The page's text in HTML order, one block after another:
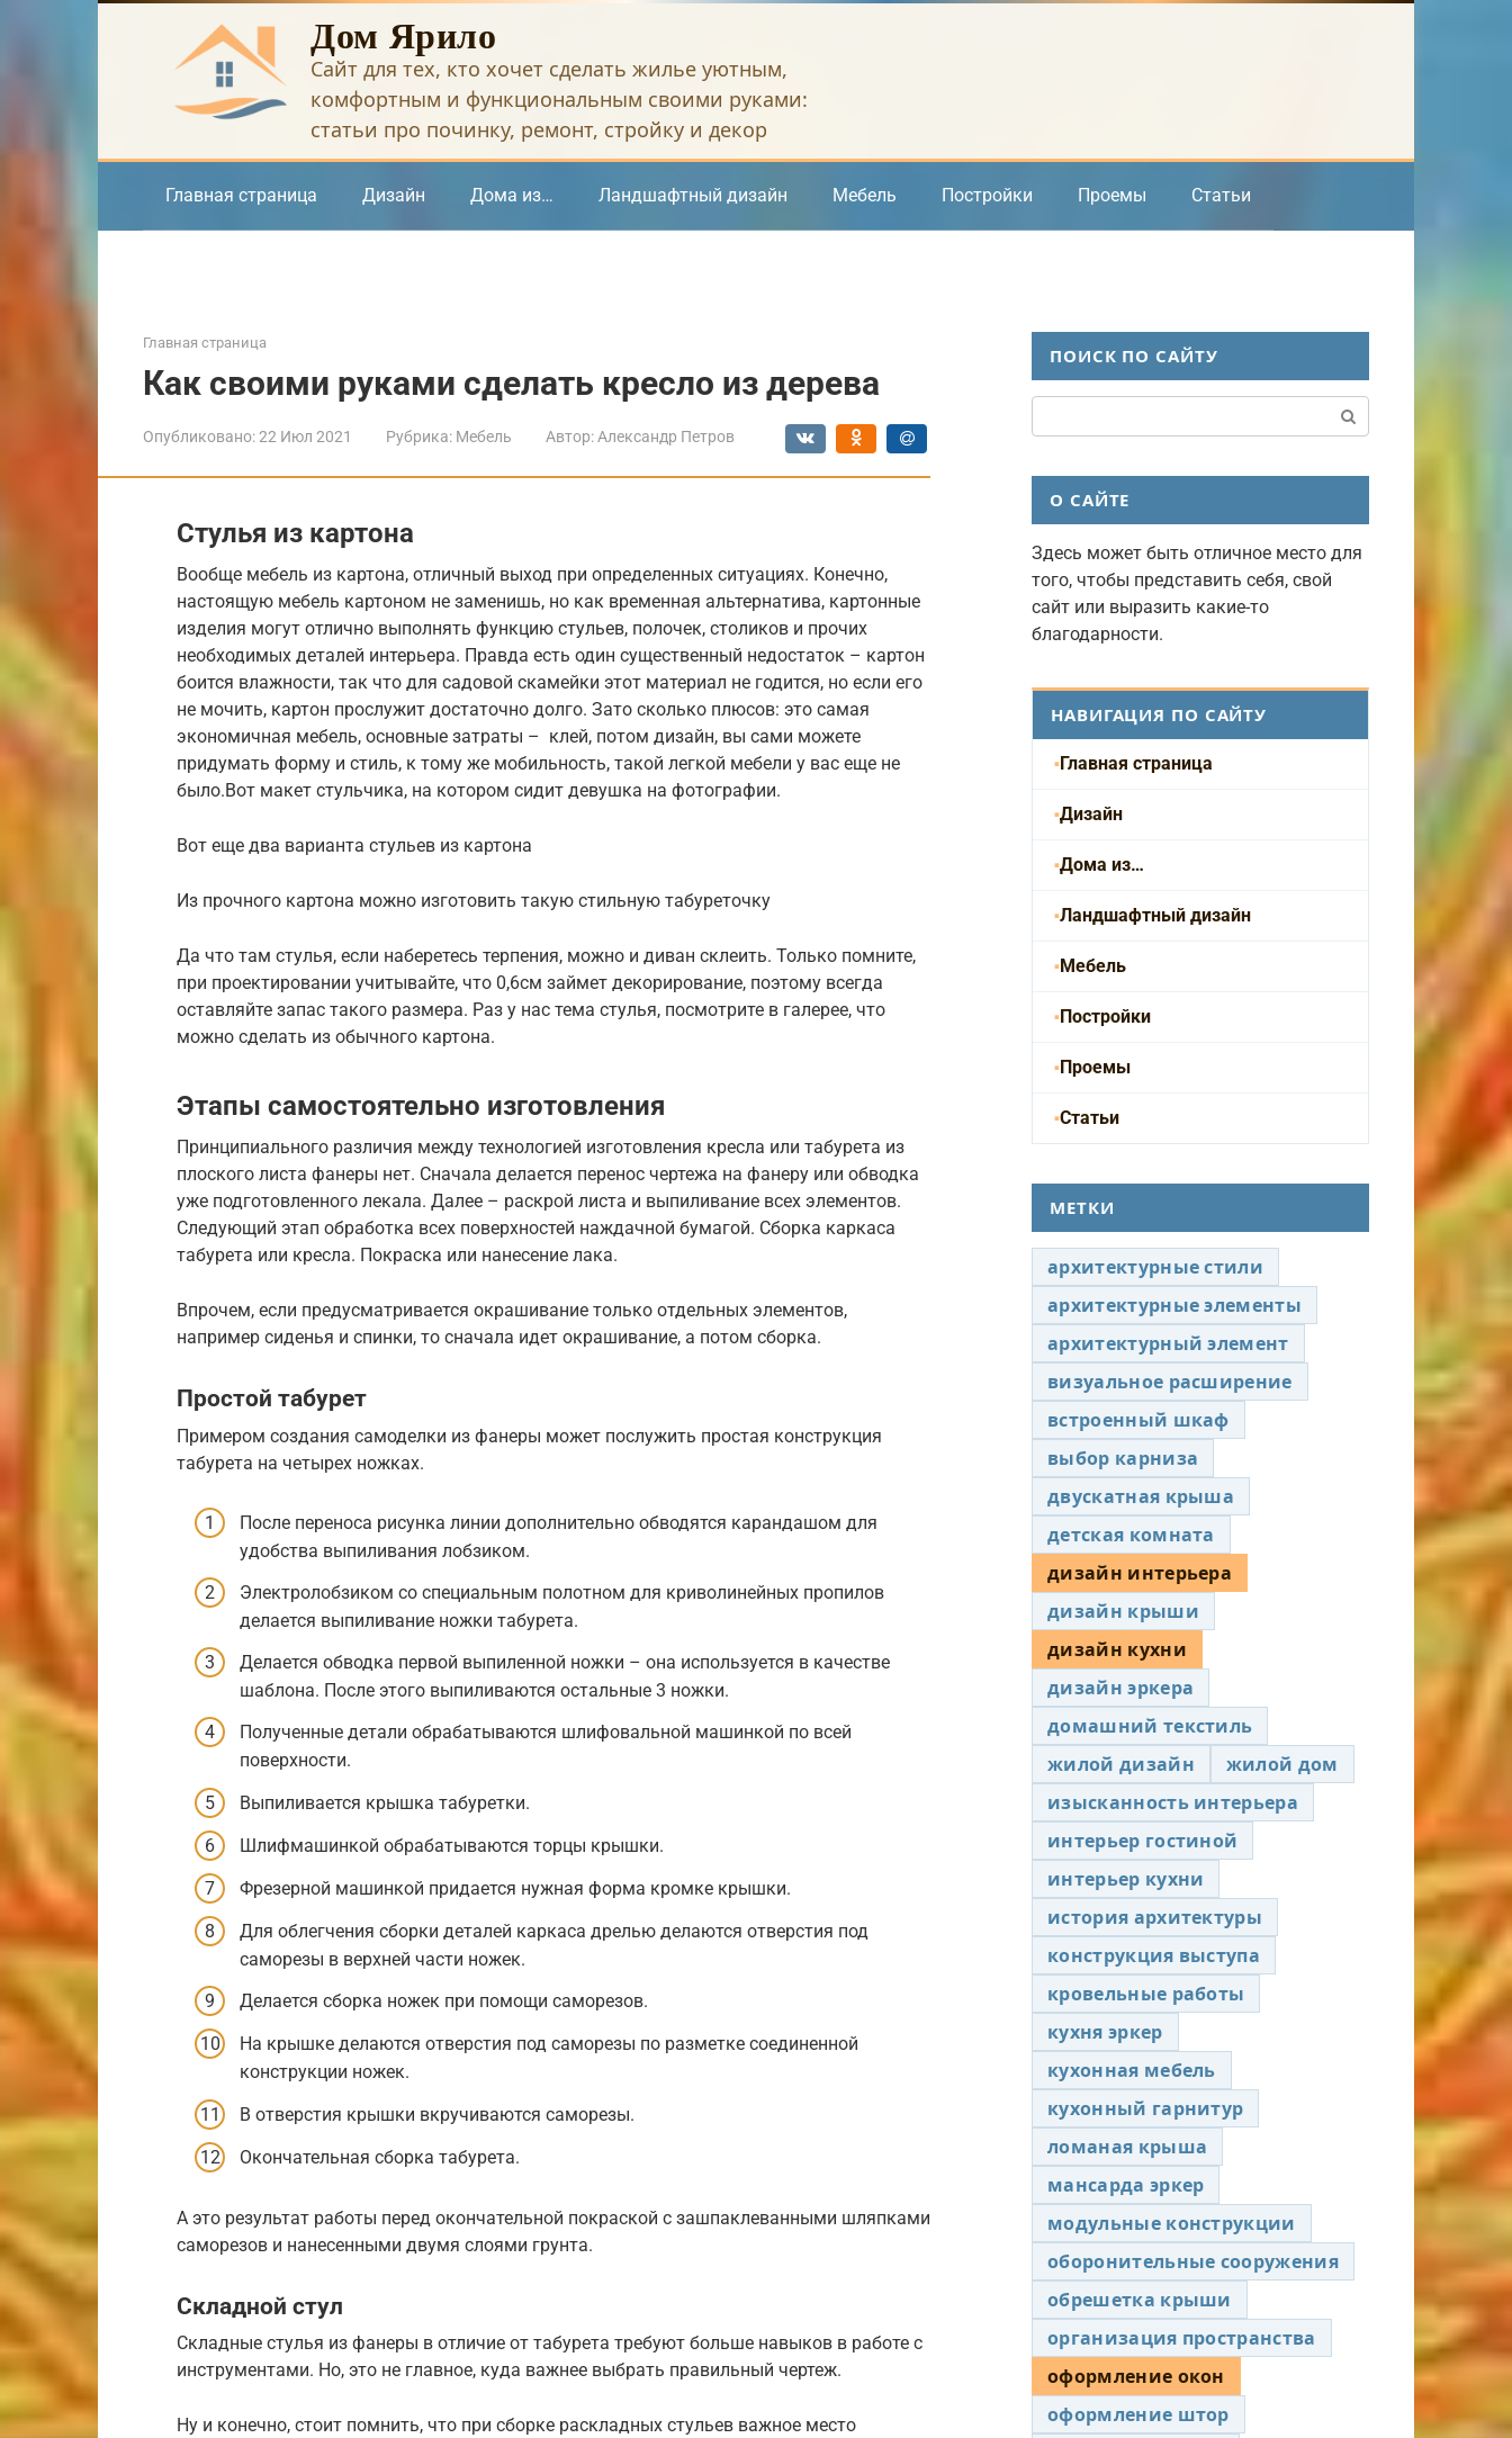
Дом Ярило
Сайт для тех, кто хочет сделать жилье уютным,
комфортным и функциональным своими руками:
статьи про починку, ремонт, стройку и декор
Главная страница Дизайн Дома из… Ландшафтный дизайн Мебель Постройки Проемы Статьи
Главная страница
Как своими руками сделать кресло из дерева
Опубликовано:22 Июл 2021 Рубрика: Мебель Автор: Александр Петров
Стулья из картона
Вообще мебель из картона, отличный выход при определенных ситуациях. Конечно,
настоящую мебель картоном не заменишь, но как временная альтернатива, картонные
изделия могут отлично выполнять функцию стульев, полочек, столиков и прочих
необходимых деталей интерьера. Правда есть один существенный недостаток – картон
боится влажности, так что для садовой скамейки этот материал не годится, но если его
не мочить, картон прослужит достаточно долго. Зато сколько плюсов: это самая
экономичная мебель, основные затраты – клей, потом дизайн, вы сами можете
придумать форму и стиль, к тому же мобильность, такой легкой мебели у вас еще не
было.Вот макет стульчика, на котором сидит девушка на фотографии.
Вот еще два варианта стульев из картона
Из прочного картона можно изготовить такую стильную табуреточку
Да что там стулья, если наберетесь терпения, можно и диван склеить. Только помните,
при проектировании учитывайте, что 0,6см займет декорирование, поэтому всегда
оставляйте запас такого размера. Раз у нас тема стулья, посмотрите в галерее, что
можно сделать из обычного картона.
Этапы самостоятельно изготовления
Принципиального различия между технологией изготовления кресла или табурета из
плоского листа фанеры нет. Сначала делается перенос чертежа на фанеру или обводка
уже подготовленного лекала. Далее – раскрой листа и выпиливание всех элементов.
Следующий этап обработка всех поверхностей наждачной бумагой. Сборка каркаса
табурета или кресла. Покраска или нанесение лака.
Впрочем, если предусматривается окрашивание только отдельных элементов,
например сиденья и спинки, то сначала идет окрашивание, а потом сборка.
Простой табурет
Примером создания самоделки из фанеры может послужить простая конструкция
табурета на четырех ножках.
После переноса рисунка линии дополнительно обводятся карандашом для
удобства выпиливания лобзиком.
Электролобзиком со специальным полотном для криволинейных пропилов
делается выпиливание ножки табурета.
Делается обводка первой выпиленной ножки – она используется в качестве
шаблона. После этого выпиливаются остальные 3 ножки.
Полученные детали обрабатываются шлифовальной машинкой по всей
поверхности.
Выпиливается крышка табуретки.
Шлифмашинкой обрабатываются торцы крышки.
Фрезерной машинкой придается нужная форма кромке крышки.
Для облегчения сборки деталей каркаса дрелью делаются отверстия под
саморезы в верхней части ножек.
Делается сборка ножек при помощи саморезов.
На крышке делаются отверстия под саморезы по разметке соединенной
конструкции ножек.
В отверстия крышки вкручиваются саморезы.
Окончательная сборка табурета.
А это результат работы перед окончательной покраской с зашпаклеванными шляпками
саморезов и нанесенными двумя слоями грунта.
Складной стул
Складные стулья из фанеры в отличие от табурета требуют больше навыков в работе с
инструментами. Но, это не главное, куда важнее выбрать правильный чертеж.
Ну и конечно, стоит помнить, что при сборке раскладных стульев важное место
ПОИСК ПО САЙТУ
О САЙТЕ
Здесь может быть отличное место для
того, чтобы представить себя, свой
сайт или выразить какие-то
благодарности.
НАВИГАЦИЯ ПО САЙТУ
Главная страница
Дизайн
Дома из…
Ландшафтный дизайн
Мебель
Постройки
Проемы
Статьи
МЕТКИ
архитектурные стили
архитектурные элементы
архитектурный элемент
визуальное расширение
встроенный шкаф
выбор карниза
двускатная крыша
детская комната
дизайн интерьера
дизайн крыши
дизайн кухни
дизайн эркера
домашний текстиль
жилой дизайн
жилой дом
изысканность интерьера
интерьер гостиной
интерьер кухни
история архитектуры
конструкция выступа
кровельные работы
кухня эркер
кухонная мебель
кухонный гарнитур
ломаная крыша
мансарда эркер
модульные конструкции
оборонительные сооружения
обрешетка крыши
организация пространства
оформление окон
оформление штор